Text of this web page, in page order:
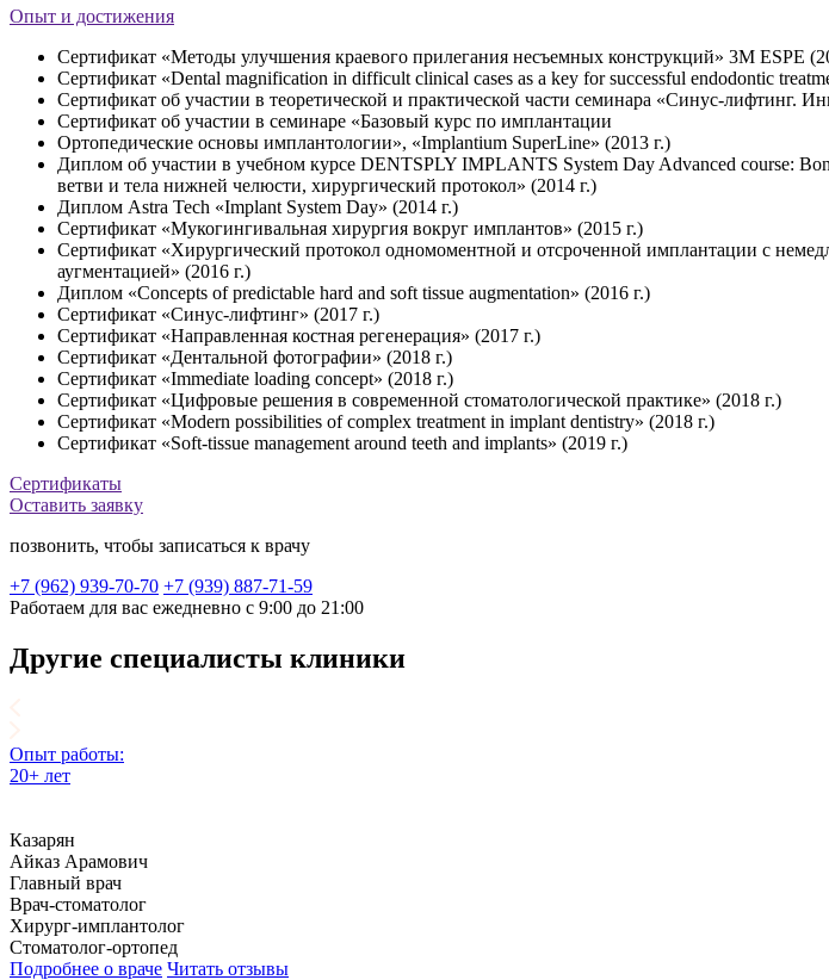
Опыт и достижения
Сертификат «Методы улучшения краевого прилегания несъемных конструкций» 3М ESPE
Сертификат «Dental magnification in difficult clinical cases as a key for successful endodontic
Сертификат об участии в теоретической и практической части семинара «Синус-лифтинг.
Сертификат об участии в семинаре «Базовый курс по имплантации
Ортопедические основы имплантологии», «Implantium SuperLine» (2013 г.)
Диплом об участии в учебном курсе DENTSPLY IMPLANTS System Day Advanced course:
ветви и тела нижней челюсти, хирургический протокол» (2014 г.)
Диплом Astra Tech «Implant System Day» (2014 г.)
Сертификат «Мукогингивальная хирургия вокруг имплантов» (2015 г.)
Сертификат «Хирургический протокол одномоментной и отсроченной имплантации с
аугментацией» (2016 г.)
Диплом «Concepts of predictable hard and soft tissue augmentation» (2016 г.)
Сертификат «Синус-лифтинг» (2017 г.)
Сертификат «Направленная костная регенерация» (2017 г.)
Сертификат «Дентальной фотографии» (2018 г.)
Сертификат «Immediate loading concept» (2018 г.)
Сертификат «Цифровые решения в современной стоматологической практике» (2018 г.)
Сертификат «Modern possibilities of complex treatment in implant dentistry» (2018 г.)
Сертификат «Soft-tissue management around teeth and implants» (2019 г.)
Cертификаты
Оставить заявку
позвонить, чтобы записаться к врачу
+7 (962) 939-70-70 +7 (939) 887-71-59
Работаем для вас ежедневно с 9:00 до 21:00
Другие специалисты клиники
Опыт работы:
20+ лет
Казарян
Айказ Арамович
Главный врач
Врач-стоматолог
Хирург-имплантолог
Стоматолог-ортопед
Подробнее о враче Читать отзывы